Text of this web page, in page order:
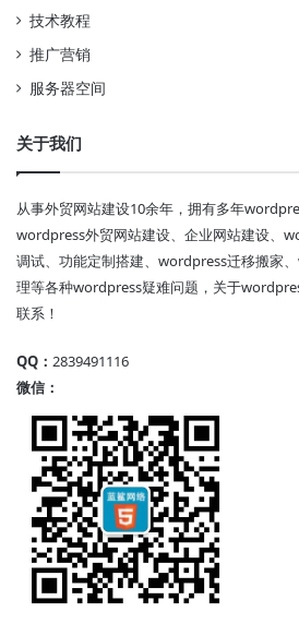
技术教程
推广营销
服务器空间
关于我们
从事外贸网站建设10余年，拥有多年
wordpress外贸网站建设、企业网站建设、
调试、功能定制搭建、wordpress迁移搬家
理等各种wordpress疑难问题，关于
联系！
QQ： 2839491116
微信：